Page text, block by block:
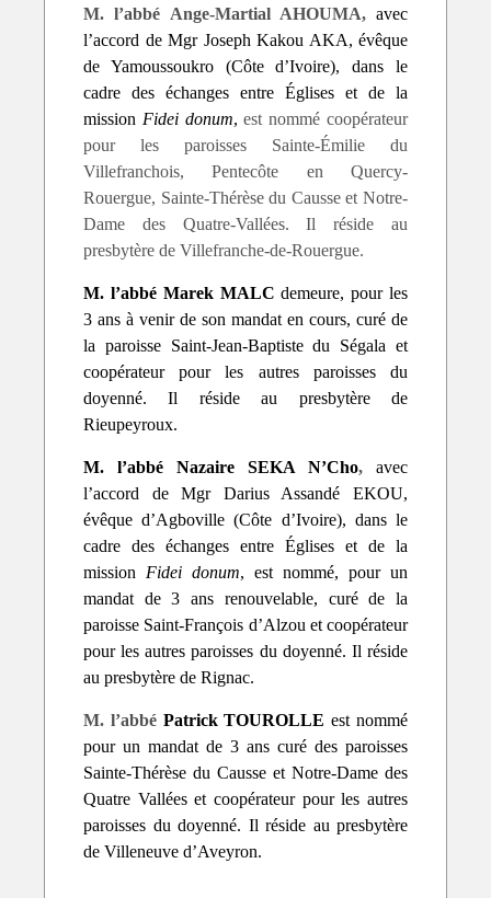
M. l’abbé Ange-Martial AHOUMA, avec
l’accord de Mgr Joseph Kakou AKA, évêque
de Yamoussoukro (Côte d’Ivoire), dans le
cadre des échanges entre Églises et de la
mission Fidei donum,est nommé coopérateur
pour les paroisses Sainte-Émilie du
Villefranchois, Pentecôte en Quercy-
Rouergue, Sainte-Thérèse du Causse et Notre-
Dame des Quatre-Vallées. Il réside au
presbytère de Villefranche-de-Rouergue.
M. l’abbé Marek MALC demeure, pour les
3 ans à venir de son mandat en cours, curé de
la paroisse Saint-Jean-Baptiste du Ségala et
coopérateur pour les autres paroisses du
doyenné. Il réside au presbytère de
Rieupeyroux.
M. l’abbé Nazaire SEKA N’Cho, avec
l’accord de Mgr Darius Assandé EKOU,
évêque d’Agboville (Côte d’Ivoire), dans le
cadre des échanges entre Églises et de la
mission Fidei donum, est nommé, pour un
mandat de 3 ans renouvelable, curé de la
paroisse Saint-François d’Alzou et coopérateur
pour les autres paroisses du doyenné. Il réside
au presbytère de Rignac.
M. l’abbé Patrick TOUROLLE est nommé
pour un mandat de 3 ans curé des paroisses
Sainte-Thérèse du Causse et Notre-Dame des
Quatre Vallées et coopérateur pour les autres
paroisses du doyenné. Il réside au presbytère
de Villeneuve d’Aveyron.